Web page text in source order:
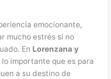
emocionante,
mucho estrés si no
En Lorenzana y
importante que es para
a su destino de